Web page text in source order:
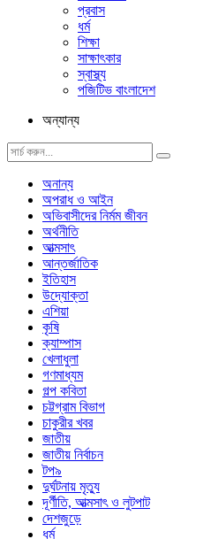
প্রবাস
ধর্ম
শিক্ষা
সাক্ষাৎকার
স্বাস্থ্য
পজিটিভ বাংলাদেশ
অন্যান্য
অনান্য
অপরাধ ও আইন
অভিবাসীদের নির্মম জীবন
অর্থনীতি
আত্মসাৎ
আন্তর্জাতিক
ইতিহাস
উদ্যোক্তা
এশিয়া
কৃষি
ক্যাম্পাস
খেলাধুলা
গণমাধ্যম
গল্প ক‌বিতা
চট্টগ্রাম বিভাগ
চাকুরীর খবর
জাতীয়
জাতীয় নির্বাচন
টপ৯
দুর্ঘটনায় মৃত্যু
দূর্ণীতি, আত্মসাৎ ও লুটপাট
দেশজুড়ে
ধর্ম